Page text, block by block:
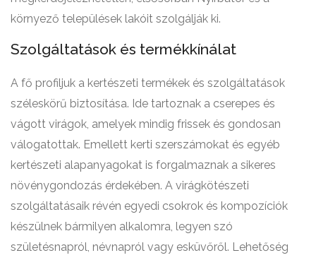
környező települések lakóit szolgálják ki.
Szolgáltatások és termékkínálat
A fő profiljuk a kertészeti termékek és szolgáltatások
széleskörű biztosítása. Ide tartoznak a cserepes és
vágott virágok, amelyek mindig frissek és gondosan
válogatottak. Emellett kerti szerszámokat és egyéb
kertészeti alapanyagokat is forgalmaznak a sikeres
növénygondozás érdekében. A virágkötészeti
szolgáltatásaik révén egyedi csokrok és kompozíciók
készülnek bármilyen alkalomra, legyen szó
születésnapról, névnapról vagy esküvőről. Lehetőség